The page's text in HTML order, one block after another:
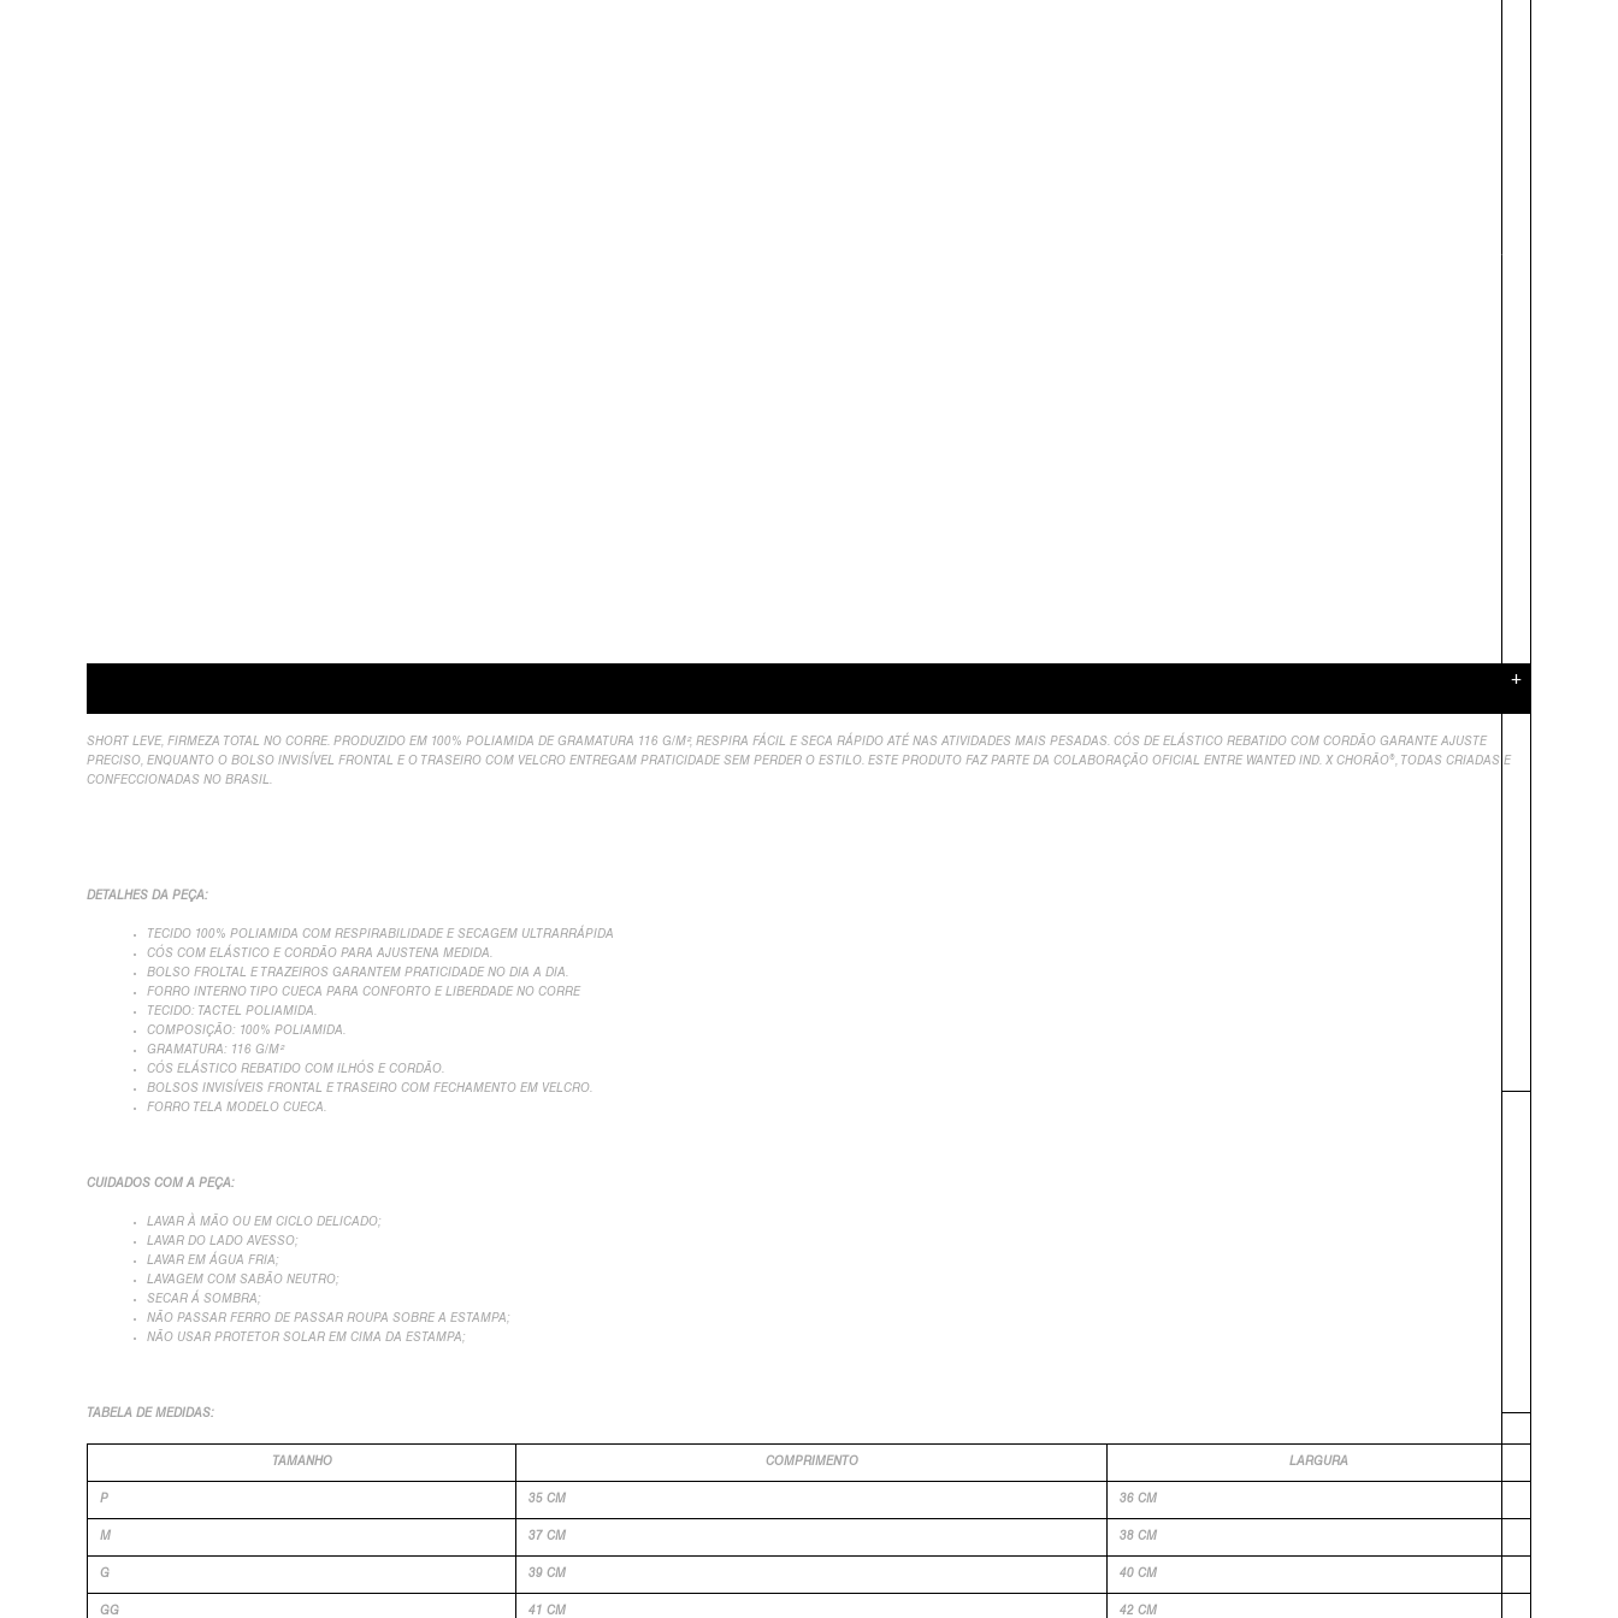
+
SHORT LEVE, FIRMEZA TOTAL NO CORRE. PRODUZIDO EM 100% POLIAMIDA DE GRAMATURA 116 G/M², RESPIRA FÁCIL E SECA RÁPIDO ATÉ NAS ATIVIDADES MAIS PESADAS. CÓS DE ELÁSTICO REBATIDO COM CORDÃO GARANTE AJUSTE
PRECISO, ENQUANTO O BOLSO INVISÍVEL FRONTAL E O TRASEIRO COM VELCRO ENTREGAM PRATICIDADE SEM PERDER O ESTILO. ESTE PRODUTO FAZ PARTE DA COLABORAÇÃO OFICIAL ENTRE WANTED IND. X CHORÃO®, TODAS CRIADAS E
CONFECCIONADAS NO BRASIL.
DETALHES DA PEÇA:
TECIDO 100% POLIAMIDA COM RESPIRABILIDADE E SECAGEM ULTRARRÁPIDA
CÓS COM ELÁSTICO E CORDÃO PARA AJUSTENA MEDIDA.
BOLSO FROLTAL E TRAZEIROS GARANTEM PRATICIDADE NO DIA A DIA.
FORRO INTERNO TIPO CUECA PARA CONFORTO E LIBERDADE NO CORRE
TECIDO: TACTEL POLIAMIDA.
COMPOSIÇÃO: 100% POLIAMIDA.
GRAMATURA: 116 G/M²
CÓS ELÁSTICO REBATIDO COM ILHÓS E CORDÃO.
BOLSOS INVISÍVEIS FRONTAL E TRASEIRO COM FECHAMENTO EM VELCRO.
FORRO TELA MODELO CUECA.
CUIDADOS COM A PEÇA:
LAVAR À MÃO OU EM CICLO DELICADO;
LAVAR DO LADO AVESSO;
LAVAR EM ÁGUA FRIA;
LAVAGEM COM SABÃO NEUTRO;
SECAR Á SOMBRA;
NÃO PASSAR FERRO DE PASSAR ROUPA SOBRE A ESTAMPA;
NÃO USAR PROTETOR SOLAR EM CIMA DA ESTAMPA;
TABELA DE MEDIDAS:
TAMANHO COMPRIMENTO LARGURA
P 35 CM 36 CM
M 37 CM 38 CM
G 39 CM 40 CM
GG 41 CM 42 CM